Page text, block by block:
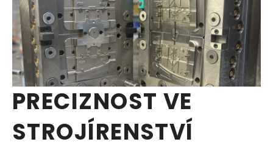
PRECIZNOST VE
STROJÍRENSTVÍ